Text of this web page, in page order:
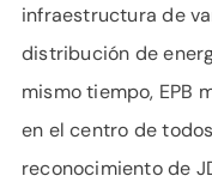
infraestructura de
distribución de
mismo tiempo, EPB
en el centro de
reconocimiento de